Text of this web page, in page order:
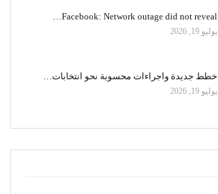
Facebook: Network outage did not reveal…
يوليو 19, 2026
خطط جديدة واجراءات محسوبة نحو انتخابات…
يوليو 19, 2026